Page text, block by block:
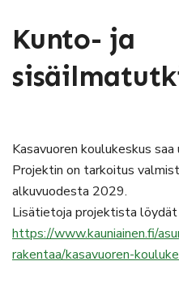
Kunto- ja
Kasavuoren koulukeskus
Projektin on tarkoitus
alkuvuodesta 2029.
Lisätietoja projektista
https://www.kauniainen.fi/
rakentaa/kasavuoren-